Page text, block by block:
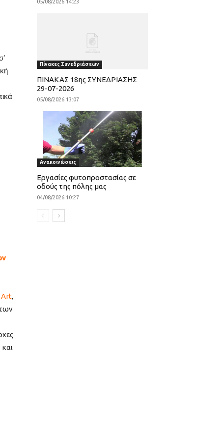
Art,
05/08/2026 14:23
Πίνακες Συνεδριάσεων
ΠΙΝΑΚΑΣ 18ης ΣΥΝΕΔΡΙΑΣΗΣ
29-07-2026
05/08/2026 13:07
Ανακοινώσεις
Εργασίες φυτοπροστασίας σε
οδούς της πόλης μας
04/08/2026 10:27